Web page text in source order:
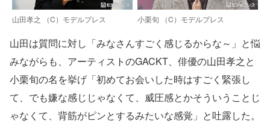
山田孝之 （C）モデルプレス 小栗旬 （C）モデルプレス
山田は質問に対し「みなさんすごく感じるからな～」と悩
みながらも、アーティストのGACKT、俳優の山田孝之と
小栗旬の名を挙げ「初めてお会いした時はすごく緊張し
て、でも嫌な感じじゃなくて、威圧感とかそういうことじ
ゃなくて、背筋がピンとするみたいな感覚」と吐露した。